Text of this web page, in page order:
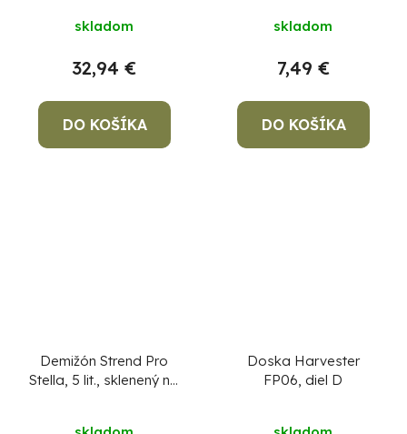
farieb
skladom
32,94 €
DO KOŠÍKA
skladom
7,49 €
DO KOŠÍKA
Demižón Strend Pro
Stella, 5 lit., sklenený na
Doska Harvester
FP06, diel D